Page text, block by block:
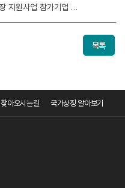
2025년 수출 강소기업 성장 지원사업 참가기업 모집공고
목록
찾아오시는길 국가상징 알아보기